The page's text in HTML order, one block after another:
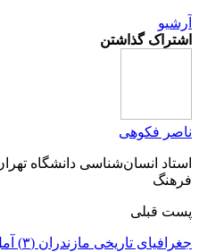
آرشیو
اشتراک گذاشتن
ناصر فکوهی
استاد انسان‌شناسی دانشگاه
فرهنگ
پست قبلی
جغرافیای تاریخی مازندران (۳) آمل